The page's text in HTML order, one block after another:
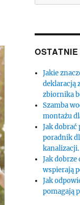
Jakie
deklaracją
zbiornika
Szamba
montażu
Jak dobrać
poradnik
kanalizacji.
Jak dobrze
wspierają
Jak
pomagają